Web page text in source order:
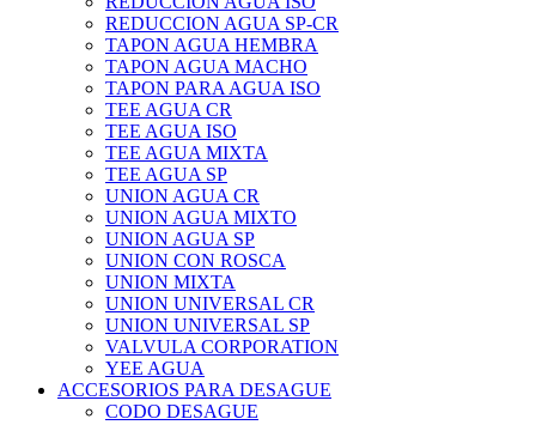
REDUCCION AGUA SP-CR
TAPON AGUA HEMBRA
TAPON AGUA MACHO
TAPON PARA AGUA ISO
TEE AGUA CR
TEE AGUA ISO
TEE AGUA MIXTA
TEE AGUA SP
UNION AGUA CR
UNION AGUA MIXTO
UNION AGUA SP
UNION CON ROSCA
UNION MIXTA
UNION UNIVERSAL CR
UNION UNIVERSAL SP
VALVULA CORPORATION
YEE AGUA
ACCESORIOS PARA DESAGUE
CODO DESAGUE